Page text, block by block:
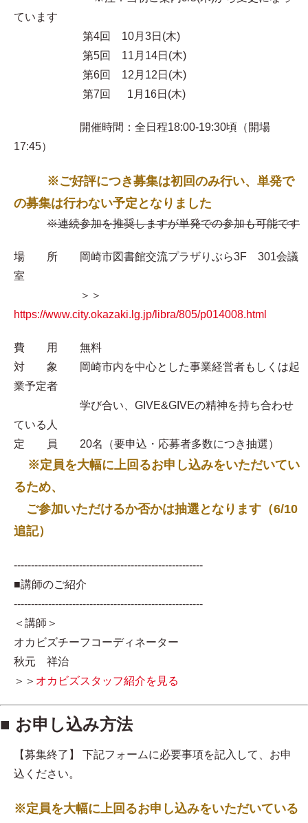
ています
第4回 10月3日(木)
第5回 11月14日(木)
第6回 12月12日(木)
第7回 1月16日(木)
開催時間：全日程18:00-19:30頃（開場
17:45）
※ご好評につき募集は初回のみ行い、単発で
の募集は行わない予定となりました
※連続参加を推奨しますが単発での参加も可能です
場 所 岡崎市図書館交流プラザりぶら3F 301会議
室
＞＞
https://www.city.okazaki.lg.jp/libra/805/p014008.html
費 用 無料
対 象 岡崎市内を中心とした事業経営者もしくは起
業予定者
学び合い、GIVE&GIVEの精神を持ち合わせ
ている人
定 員 20名（要申込・応募者多数につき抽選）
※定員を大幅に上回るお申し込みをいただいてい
るため、
ご参加いただけるか否かは抽選となります（6/10
追記）
-------------------------------------------------------
■講師のご紹介
-------------------------------------------------------
＜講師＞
オカビズチーフコーディネーター
秋元 祥治
＞＞ オカビズスタッフ紹介を見る
■ お申し込み方法
【募集終了】 下記フォームに必要事項を記入して、お申
込ください。
※定員を大幅に上回るお申し込みをいただいている